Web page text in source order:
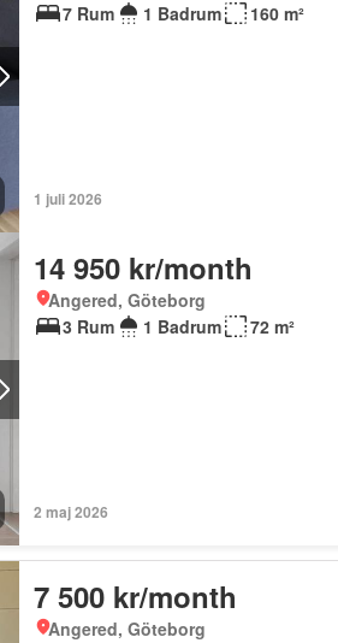
7 Rum
1 Badrum 160 m²
1 juli 2026
14 950 kr/month
Angered, Göteborg
3 Rum
1 Badrum 72 m²
2 maj 2026
7 500 kr/month
Angered, Göteborg